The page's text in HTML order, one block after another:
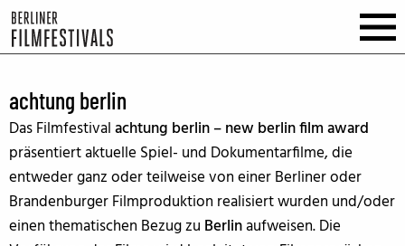
achtung berlin
Das Filmfestivalachtung berlin – new berlin film award
präsentiert aktuelle Spiel- und Dokumentarfilme, die
entweder ganz oder teilweise von einer Berliner oder
Brandenburger Filmproduktion realisiert wurden und/oder
einen thematischen Bezug zu Berlinaufweisen. Die